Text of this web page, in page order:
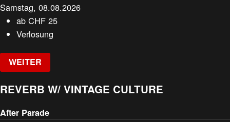
Samstag, 08.08.2026
abCHF 25
Verlosung
WEITER
REVERB W/ VINTAGE CULTURE
After Parade